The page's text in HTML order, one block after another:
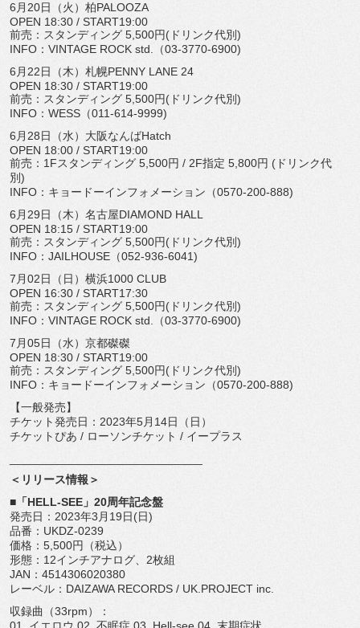
6月20日（火）柏PALOOZA
OPEN 18:30 / START19:00
前売：スタンディング 5,500円(ドリンク代別)
INFO：VINTAGE ROCK std.（03-3770-6900)
6月22日（木）札幌PENNY LANE 24
OPEN 18:30 / START19:00
前売：スタンディング 5,500円(ドリンク代別)
INFO：WESS（011-614-9999)
6月28日（水）大阪なんばHatch
OPEN 18:00 / START19:00
前売：1Fスタンディング 5,500円 / 2F指定 5,800円 (ドリンク代
別)
INFO：キョードーインフォメーション（0570-200-888)
6月29日（木）名古屋DIAMOND HALL
OPEN 18:15 / START19:00
前売：スタンディング 5,500円(ドリンク代別)
INFO：JAILHOUSE（052-936-6041)
7月02日（日）横浜1000 CLUB
OPEN 16:30 / START17:30
前売：スタンディング 5,500円(ドリンク代別)
INFO：VINTAGE ROCK std.（03-3770-6900)
7月05日（水）京都磔磔
OPEN 18:30 / START19:00
前売：スタンディング 5,500円(ドリンク代別)
INFO：キョードーインフォメーション（0570-200-888)
【一般発売】
チケット発売日：2023年5月14日（日）
チケットぴあ / ローソンチケット / イープラス
＜リリース情報＞
■「HELL-SEE」20周年記念盤
発売日：2023年3月19日(日)
品番：UKDZ-0239
価格：5,500円（税込）
形態：12インチアナログ、2枚組
JAN：4514306020380
レーベル：DAIZAWA RECORDS / UK.PROJECT inc.
収録曲（33rpm）：